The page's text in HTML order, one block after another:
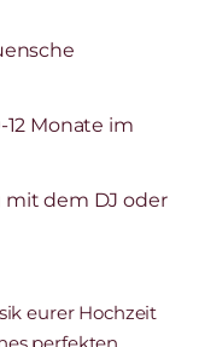
Monate im
mit dem DJ oder
eurer Hochzeit
perfekten